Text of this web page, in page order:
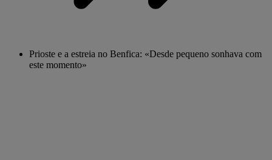
Prioste e a estreia no Benfica: «Desde pequeno sonhava com
este momento»